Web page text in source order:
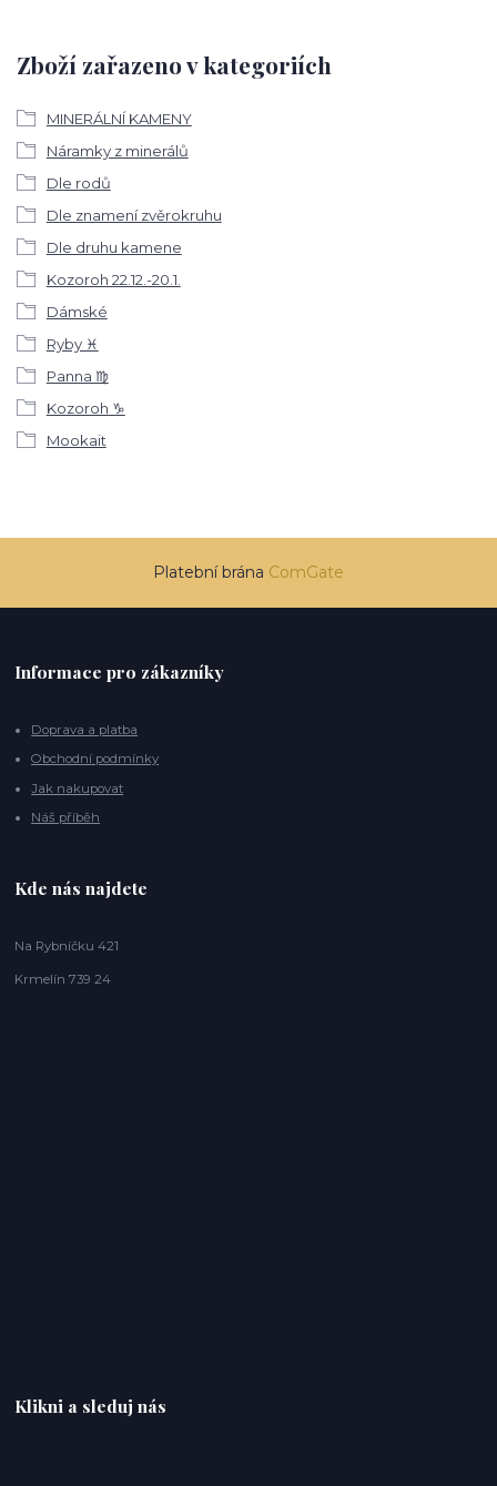
Zboží zařazeno v kategoriích
MINERÁLNÍ KAMENY
Náramky z minerálů
Dle rodů
Dle znamení zvěrokruhu
Dle druhu kamene
Kozoroh 22.12.-20.1.
Dámské
Ryby ♓
Panna ♍
Kozoroh ♑
Mookait
Platební brána ComGate
Informace pro zákazníky
Doprava a platba
Obchodní podmínky
Jak nakupovat
Náš příběh
Kde nás najdete
Na Rybníčku 421
Krmelín 739 24
Klikni a sleduj nás